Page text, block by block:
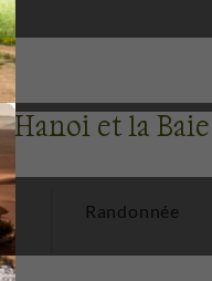
Hanoi et la
8
2
Randonnée